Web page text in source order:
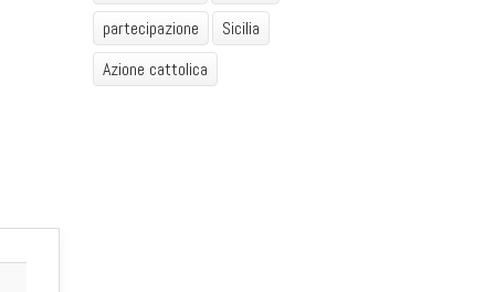
partecipazione
Sicilia
Azione cattolica